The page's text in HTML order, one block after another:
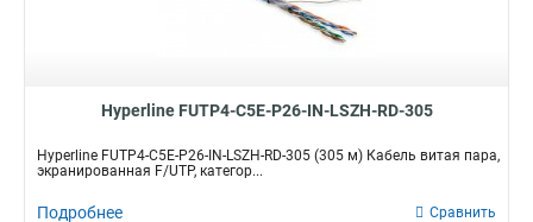
Hyperline FUTP4-C5E-P26-IN-LSZH-RD-305
Hyperline FUTP4-C5E-P26-IN-LSZH-RD-305 (305 м) Кабель витая пара,
экранированная F/UTP, категор...
Подробнее Сравнить